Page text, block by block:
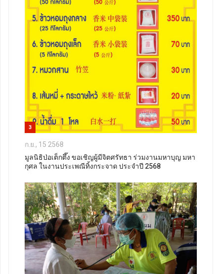
3
ก.ย., 15 2568
มูลนิธิป่อเต็กตึ๊ง ขอเชิญผู้มีจิตศรัทธา ร่วมงานมหาบุญ มหา
กุศล ในงานประเพณีทิ้งกระจาด ประจำปี 2568